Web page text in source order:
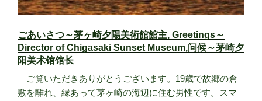
ごあいさつ～茅ヶ崎夕陽美術館館主, Greetings～
Director of Chigasaki Sunset Museum,问候～茅崎夕
阳美术馆馆长
ご覧いただきありがとうございます。19歳で故郷の倉
敷を離れ、縁あって茅ヶ崎の海辺に住む男性です。スマ